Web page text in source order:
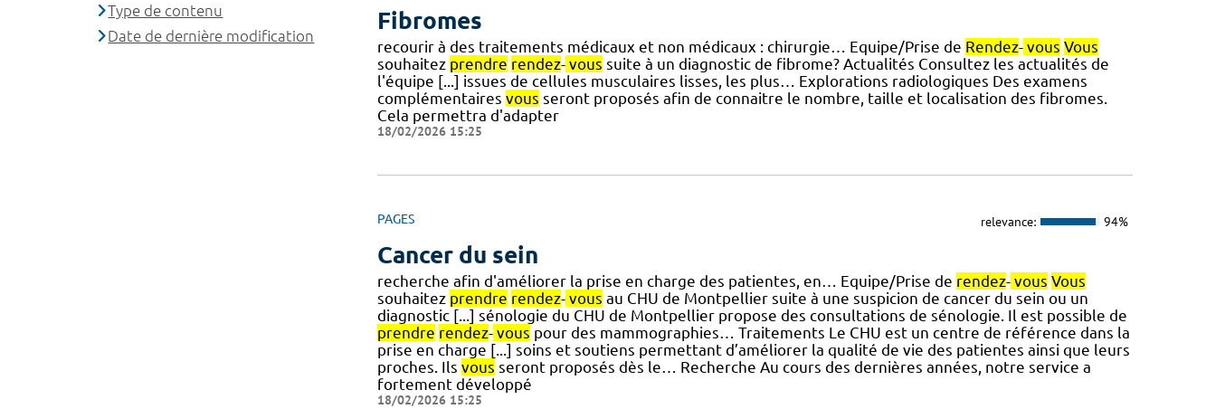
Fibromes
recourir à des traitements médicaux et non médicaux : chirurgie… Equipe/Prise de Rendez- vous Vous
souhaitez prendre rendez- vous suite à un diagnostic de fibrome? Actualités Consultez les actualités de
l'équipe [...] issues de cellules musculaires lisses, les plus… Explorations radiologiques Des examens
complémentaires vous seront proposés afin de connaitre le nombre, taille et localisation des fibromes.
Cela permettra d'adapter
18/02/2026 15:25
PAGES relevance: 94%
Cancer du sein
recherche afin d'améliorer la prise en charge des patientes, en… Equipe/Prise de rendez- vous Vous
souhaitez prendre rendez- vous au CHU de Montpellier suite à une suspicion de cancer du sein ou un
diagnostic [...] sénologie du CHU de Montpellier propose des consultations de sénologie. Il est possible de
prendre rendez- vous pour des mammographies… Traitements Le CHU est un centre de référence dans la
prise en charge [...] soins et soutiens permettant d’améliorer la qualité de vie des patientes ainsi que leurs
proches. Ils vous seront proposés dès le… Recherche Au cours des dernières années, notre service a
fortement développé
18/02/2026 15:25
Type de contenu
Date de dernière modification